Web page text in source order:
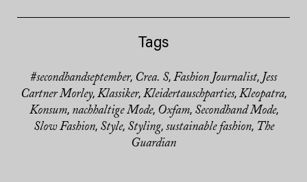
Tags
#secondhandseptember, Crea. S, Fashion Journalist, Jess
Cartner Morley, Klassiker, Kleidertauschparties, Kleopatra,
Konsum, nachhaltige Mode, Oxfam, Secondhand Mode,
Slow Fashion, Style, Styling, sustainable fashion, The
Guardian